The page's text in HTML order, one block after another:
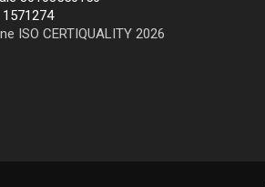
1571274
ISO CERTIQUALITY 2026